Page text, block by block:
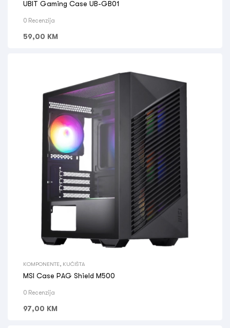
UBIT Gaming Case UB-GB01
0 Recenzija
59,00 KM
KOMPONENTE KUĆIŠTA
MSI Case PAG Shield M500
0 Recenzija
97,00 KM